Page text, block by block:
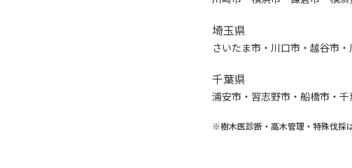
埼玉県
さいたま市・川口市・越谷市
千葉県
浦安市・習志野市・船橋市・
※樹木医診断・高木管理・特殊伐採